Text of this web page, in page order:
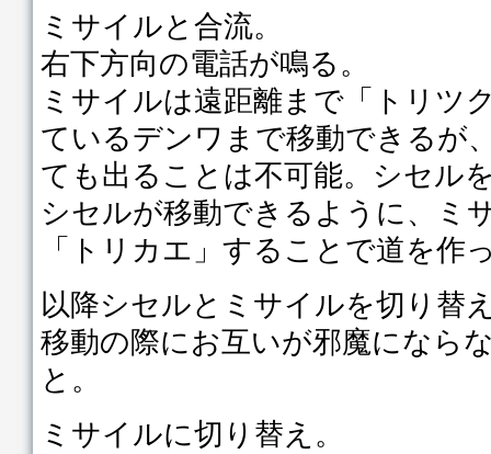
ミサイルと合流。
右下方向の電話が鳴る。
ミサイルは遠距離まで「トリツ
ているデンワまで移動できるが
ても出ることは不可能。シセル
シセルが移動できるように、ミ
「トリカエ」することで道を作
以降シセルとミサイルを切り替
移動の際にお互いが邪魔になら
と。
ミサイルに切り替え。